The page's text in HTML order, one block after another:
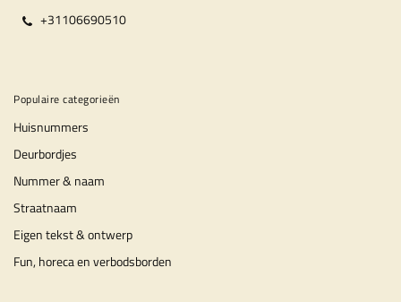
+31106690510
Populaire categorieën
Huisnummers
Deurbordjes
Nummer & naam
Straatnaam
Eigen tekst & ontwerp
Fun, horeca en verbodsborden